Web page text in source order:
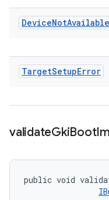
DeviceNotAvailable
TargetSetupError
validateGkiBoot
public void